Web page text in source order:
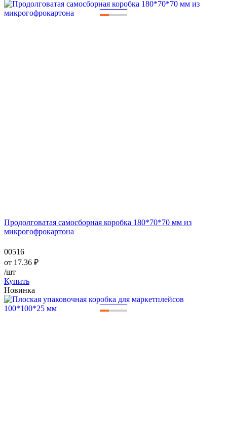
———
Продолговатая самосборная коробка 180*70*70 мм из
микрогофрокартона
00516
от 17.36 ₽
/шт
Купить
Новинка
———